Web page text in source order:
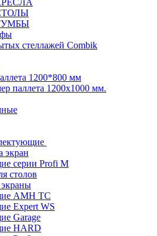
стеллажей Combik
1200*800 мм
паллета 1200х1000 мм.
экран
серии Profi M
столов
AMH TC
Expert WS
Garage
HARD